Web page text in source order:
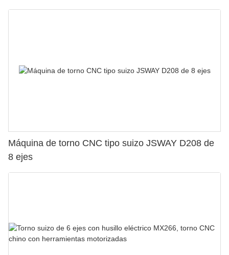
Máquina de torno CNC tipo suizo JSWAY D208 de
8 ejes